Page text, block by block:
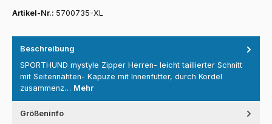
Artikel-Nr.: 5700735-XL
Beschreibung
SPORTHUND mystyle Zipper Herren- leicht taillierter Schnitt
mit Seitennähten- Kapuze mit Innenfutter, durch Kordel
zusammenz… Mehr
Größeninfo